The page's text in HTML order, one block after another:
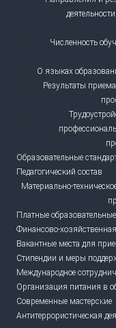
Численность
О языках
Результаты
Образовательные
Педагогический состав
Материально-
Платные
Финансово-
Вакантные места для
Стипендии и меры
Международное
Организация питания в
Современные мастерские
Антитеррористическая